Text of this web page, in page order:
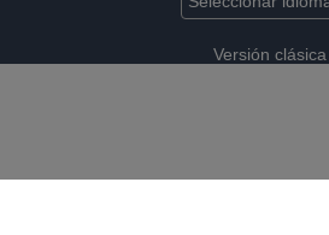
Versión clásica